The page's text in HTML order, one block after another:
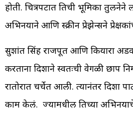
होती. चित्रपटात तिची भूमिका तुलनेने
अभिनयाने आणि स्क्रीन प्रेझेन्सने
सुशांत सिंह राजपूत आणि कियारा
करताना दिशाने स्वतःची वेगळी छाप
रातोरात चर्चेत आली. त्यानंतर दिशा
काम केलं. ज्यामधील तिच्या